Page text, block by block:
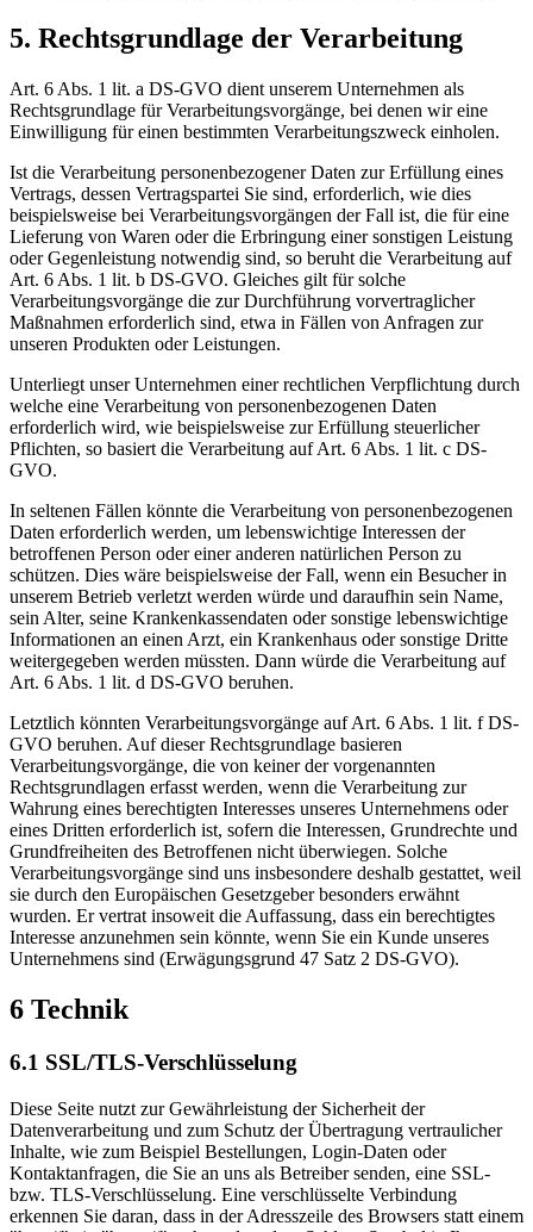
5. Rechtsgrundlage der Verarbeitung
Art. 6 Abs. 1 lit. a DS-GVO dient unserem Unternehmen als
Rechtsgrundlage für Verarbeitungsvorgänge, bei denen wir eine
Einwilligung für einen bestimmten Verarbeitungszweck einholen.
Ist die Verarbeitung personenbezogener Daten zur Erfüllung eines
Vertrags, dessen Vertragspartei Sie sind, erforderlich, wie dies
beispielsweise bei Verarbeitungsvorgängen der Fall ist, die für eine
Lieferung von Waren oder die Erbringung einer sonstigen Leistung
oder Gegenleistung notwendig sind, so beruht die Verarbeitung auf
Art. 6 Abs. 1 lit. b DS-GVO. Gleiches gilt für solche
Verarbeitungsvorgänge die zur Durchführung vorvertraglicher
Maßnahmen erforderlich sind, etwa in Fällen von Anfragen zur
unseren Produkten oder Leistungen.
Unterliegt unser Unternehmen einer rechtlichen Verpflichtung durch
welche eine Verarbeitung von personenbezogenen Daten
erforderlich wird, wie beispielsweise zur Erfüllung steuerlicher
Pflichten, so basiert die Verarbeitung auf Art. 6 Abs. 1 lit. c DS-
GVO.
In seltenen Fällen könnte die Verarbeitung von personenbezogenen
Daten erforderlich werden, um lebenswichtige Interessen der
betroffenen Person oder einer anderen natürlichen Person zu
schützen. Dies wäre beispielsweise der Fall, wenn ein Besucher in
unserem Betrieb verletzt werden würde und daraufhin sein Name,
sein Alter, seine Krankenkassendaten oder sonstige lebenswichtige
Informationen an einen Arzt, ein Krankenhaus oder sonstige Dritte
weitergegeben werden müssten. Dann würde die Verarbeitung auf
Art. 6 Abs. 1 lit. d DS-GVO beruhen.
Letztlich könnten Verarbeitungsvorgänge auf Art. 6 Abs. 1 lit. f DS-
GVO beruhen. Auf dieser Rechtsgrundlage basieren
Verarbeitungsvorgänge, die von keiner der vorgenannten
Rechtsgrundlagen erfasst werden, wenn die Verarbeitung zur
Wahrung eines berechtigten Interesses unseres Unternehmens oder
eines Dritten erforderlich ist, sofern die Interessen, Grundrechte und
Grundfreiheiten des Betroffenen nicht überwiegen. Solche
Verarbeitungsvorgänge sind uns insbesondere deshalb gestattet, weil
sie durch den Europäischen Gesetzgeber besonders erwähnt
wurden. Er vertrat insoweit die Auffassung, dass ein berechtigtes
Interesse anzunehmen sein könnte, wenn Sie ein Kunde unseres
Unternehmens sind (Erwägungsgrund 47 Satz 2 DS-GVO).
6 Technik
6.1 SSL/TLS-Verschlüsselung
Diese Seite nutzt zur Gewährleistung der Sicherheit der
Datenverarbeitung und zum Schutz der Übertragung vertraulicher
Inhalte, wie zum Beispiel Bestellungen, Login-Daten oder
Kontaktanfragen, die Sie an uns als Betreiber senden, eine SSL-
bzw. TLS-Verschlüsselung. Eine verschlüsselte Verbindung
erkennen Sie daran, dass in der Adresszeile des Browsers statt einem